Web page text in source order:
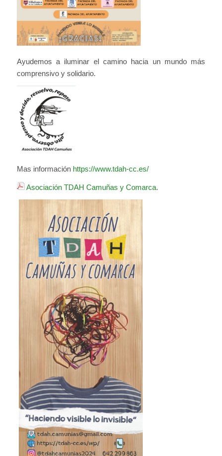
Ayudemos a iluminar el camino hacia un mundo más
comprensivo y solidario.
Mas información https://www.tdah-cc.es/
Asociación TDAH Camuñas y Comarca.